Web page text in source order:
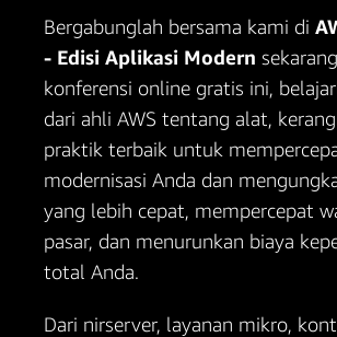
Bergabunglah bersama kami di
- Edisi Aplikasi Modern
konferensi online gratis ini,
dari ahli AWS tentang alat,
praktik terbaik untuk
modernisasi Anda dan
yang lebih cepat, mempercepat
pasar, dan menurunkan biaya
total Anda.
Dari nirserver, layanan mikro,